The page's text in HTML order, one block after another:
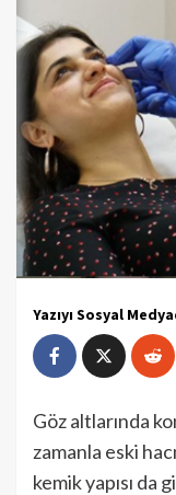
Yazıyı Sosyal
Göz altlarında
zamanla eski
kemik yapısı da